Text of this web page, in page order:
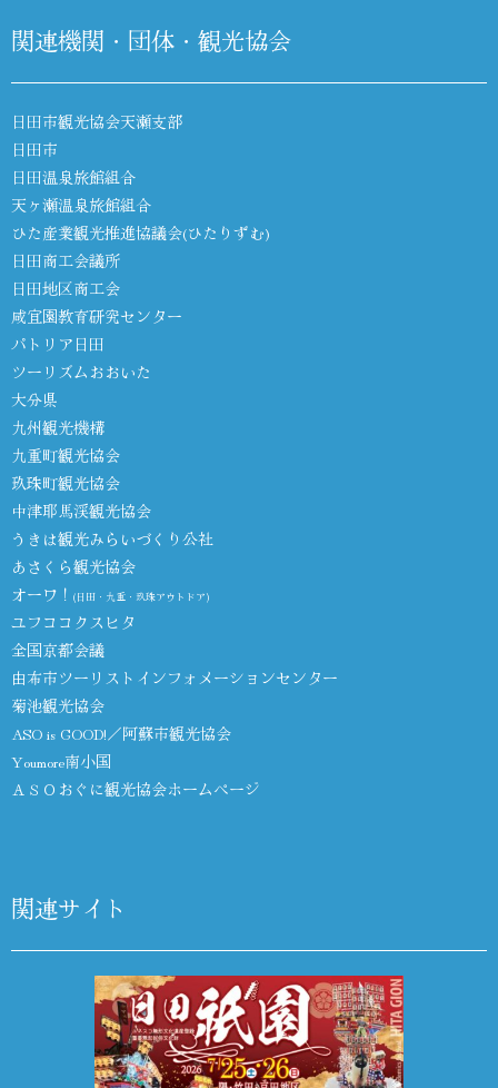
関連機関・団体・観光協会
日田市観光協会天瀬支部
日田市
日田温泉旅館組合
天ヶ瀬温泉旅館組合
ひた産業観光推進協議会(ひたりずむ)
日田商工会議所
日田地区商工会
咸宜園教育研究センター
パトリア日田
ツーリズムおおいた
大分県
九州観光機構
九重町観光協会
玖珠町観光協会
中津耶馬渓観光協会
うきは観光みらいづくり公社
あさくら観光協会
オーワ！ (日田・九重・玖珠アウトドア)
ユフココクスヒタ
全国京都会議
由布市ツーリストインフォメーションセンター
菊池観光協会
ASO is GOOD!／阿蘇市観光協会
Youmore南小国
ＡＳＯおぐに観光協会ホームページ
関連サイト